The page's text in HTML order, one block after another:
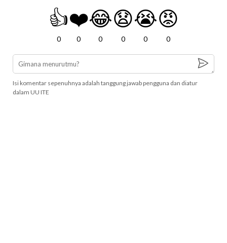
👍
0
❤️
0
😂
0
😧
0
😭
0
😡
0
Isi komentar sepenuhnya adalah tanggung jawab pengguna dan diatur
dalam UU ITE